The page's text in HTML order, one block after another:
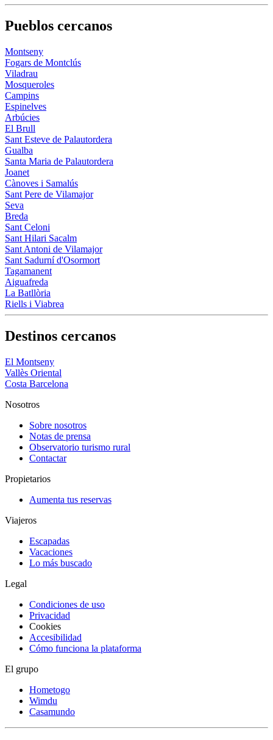
Pueblos cercanos
Montseny
Fogars de Montclús
Viladrau
Mosqueroles
Campins
Espinelves
Arbúcies
El Brull
Sant Esteve de Palautordera
Gualba
Santa Maria de Palautordera
Joanet
Cànoves i Samalús
Sant Pere de Vilamajor
Seva
Breda
Sant Celoni
Sant Hilari Sacalm
Sant Antoni de Vilamajor
Sant Sadurní d'Osormort
Tagamanent
Aiguafreda
La Batllòria
Riells i Viabrea
Destinos cercanos
El Montseny
Vallès Oriental
Costa Barcelona
Nosotros
Sobre nosotros
Notas de prensa
Observatorio turismo rural
Contactar
Propietarios
Aumenta tus reservas
Viajeros
Escapadas
Vacaciones
Lo más buscado
Legal
Condiciones de uso
Privacidad
Cookies
Accesibilidad
Cómo funciona la plataforma
El grupo
Hometogo
Wimdu
Casamundo